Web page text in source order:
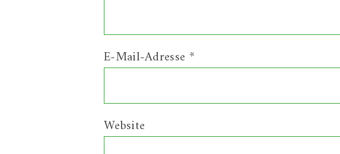
E-Mail-Adresse *
Website